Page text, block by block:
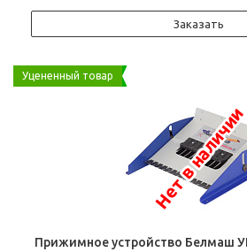
Заказать
Уцененный товар
Нет в наличии
Прижимное устройство Белмаш